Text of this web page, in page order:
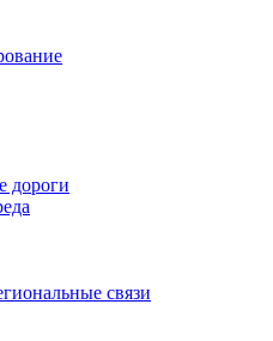
дороги
связи